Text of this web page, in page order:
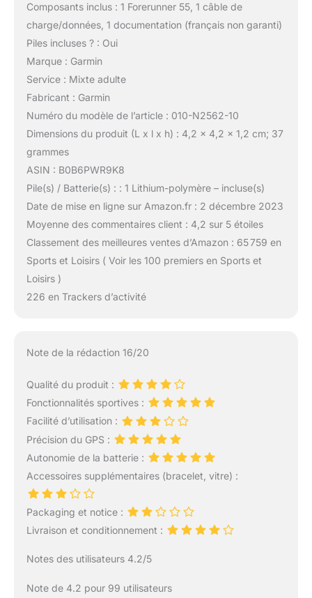
Composants inclus : 1 Forerunner 55, 1 câble de
charge/données, 1 documentation (français non garanti)
Piles incluses ? : Oui
Marque : Garmin
Service : Mixte adulte
Fabricant : Garmin
Numéro du modèle de l’article : 010-N2562-10
Dimensions du produit (L x l x h) : 4,2 x 4,2 x 1,2 cm; 37
grammes
ASIN : B0B6PWR9K8
Pile(s) / Batterie(s) : : 1 Lithium-polymère – incluse(s)
Date de mise en ligne sur Amazon.fr : 2 décembre 2023
Moyenne des commentaires client : 4,2 sur 5 étoiles
Classement des meilleures ventes d’Amazon : 65 759 en
Sports et Loisirs ( Voir les 100 premiers en Sports et
Loisirs )
226 en Trackers d’activité
Note de la rédaction 16/20
Qualité du produit :
Fonctionnalités sportives :
Facilité d’utilisation :
Précision du GPS :
Autonomie de la batterie :
Accessoires supplémentaires (bracelet, vitre) :
Packaging et notice :
Livraison et conditionnement :
Notes des utilisateurs 4.2/5
Note de 4.2 pour 99 utilisateurs